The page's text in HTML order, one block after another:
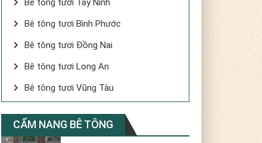
Bê tông tươi Tây Ninh
Bê tông tươi Bình Phước
Bê tông tươi Đồng Nai
Bê tông tươi Long An
Bê tông tươi Vũng Tàu
CẨM NANG BÊ TÔNG